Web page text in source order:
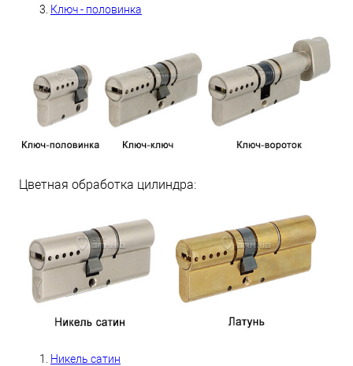
Ключ - половинка
Цветная обработка цилиндра:
Никель сатин